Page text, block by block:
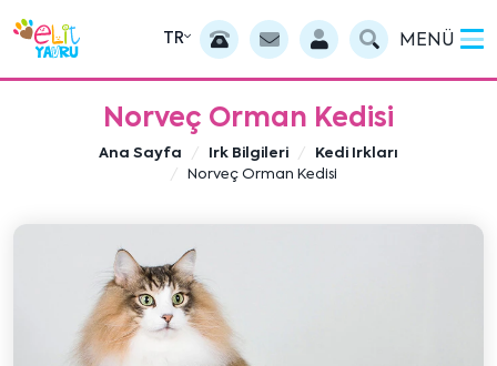
TR MENÜ
Norveç Orman Kedisi
Ana Sayfa Irk Bilgileri
Kedi Irkları
Norveç Orman Kedisi